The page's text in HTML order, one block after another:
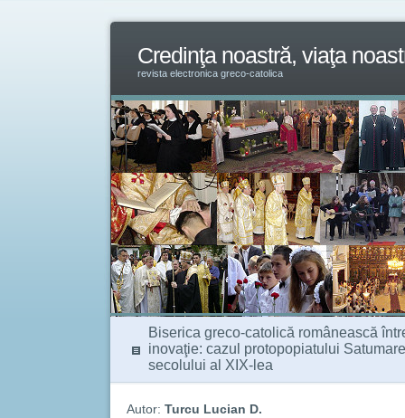
Credinţa noastră, viaţa
revista electronica greco-catolica
Biserica greco-catolică românească
inovaţie: cazul protopopiatului
secolului al XIX-lea
Autor: Turcu Lucian D.